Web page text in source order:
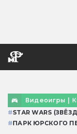
Видеоигры |
#STAR WARS
#ПАРК ЮРСКОГО